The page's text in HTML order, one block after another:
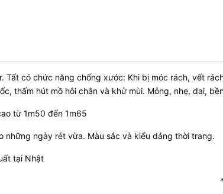
Tất có chức năng chống xước: Khi bị móc rách, vết
thấm hút mồ hôi chân và khử mùi. Mỏng, nhẹ, dai,
từ 1m50 đến 1m65
những ngày rét vừa. Màu sắc và kiểu dáng thời trang.
tại Nhật